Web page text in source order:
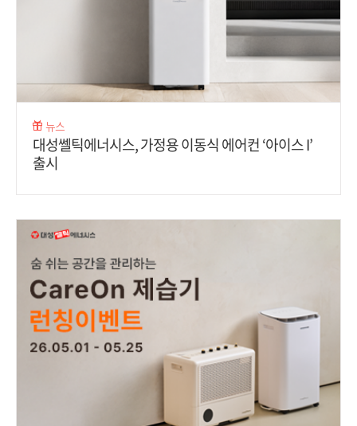
뉴스
대성쎌틱에너시스, 가정용 이동식 에어컨 ‘아이스 I’
출시